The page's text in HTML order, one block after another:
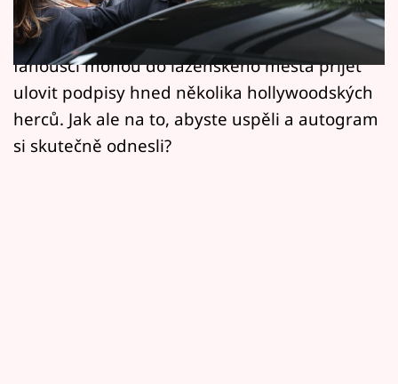
Filmový festival Karlovy Vary
Pořady
Mámy sobě
vždy zamíří mnoho známých tváří, a to včetně
speciálních zahraničních hostů. Letos si
fanoušci mohou do lázeňského města přijet
ulovit podpisy hned několika hollywoodských
herců. Jak ale na to, abyste uspěli a autogram
si skutečně odnesli?